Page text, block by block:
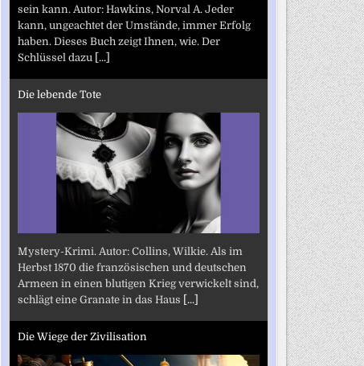
sein kann. Autor: Hawkins, Norval A. Jeder
kann, ungeachtet der Umstände, immer Erfolg
haben. Dieses Buch zeigt Ihnen, wie. Der
Schlüssel dazu [...]
Die lebende Tote
Mystery-Krimi. Autor: Collins, Wilkie. Als im
Herbst 1870 die französischen und deutschen
Armeen in einen blutigen Krieg verwickelt sind,
schlägt eine Granate in das Haus [...]
Die Wiege der Zivilisation